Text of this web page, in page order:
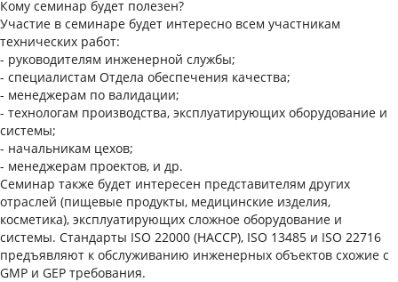
Кому семинар будет полезен?
Участие в семинаре будет интересно всем участникам
технических работ:
- руководителям инженерной службы;
- специалистам Отдела обеспечения качества;
- менеджерам по валидации;
- технологам производства, эксплуатирующих оборудование и
системы;
- начальникам цехов;
- менеджерам проектов, и др.
Семинар также будет интересен представителям других
отраслей (пищевые продукты, медицинские изделия,
косметика), эксплуатирующих сложное оборудование и
системы. Стандарты ISO 22000 (HACCP), ISO 13485 и ISO 22716
предъявляют к обслуживанию инженерных объектов схожие с
GMP и GEP требования.